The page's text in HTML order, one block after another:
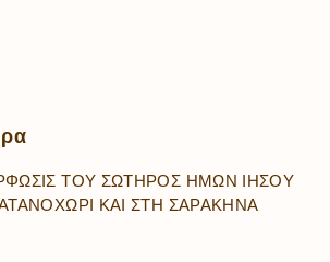
ΤΟΥ ΣΩΤΗΡΟΣ ΗΜΩΝ ΙΗΣΟΥ
ΚΑΙ ΣΤΗ ΣΑΡΑΚΗΝΑ